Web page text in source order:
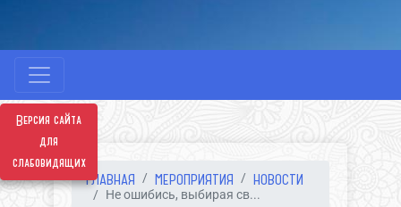
Версия сайта
для
слабовидящих
ГЛАВНАЯ МЕРОПРИЯТИЯ НОВОСТИ
Не ошибись, выбирая св...